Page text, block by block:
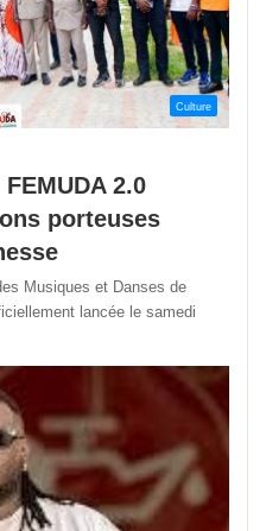
Culture
2.0
porteuses
Musiques et Danses de
lancée le samedi